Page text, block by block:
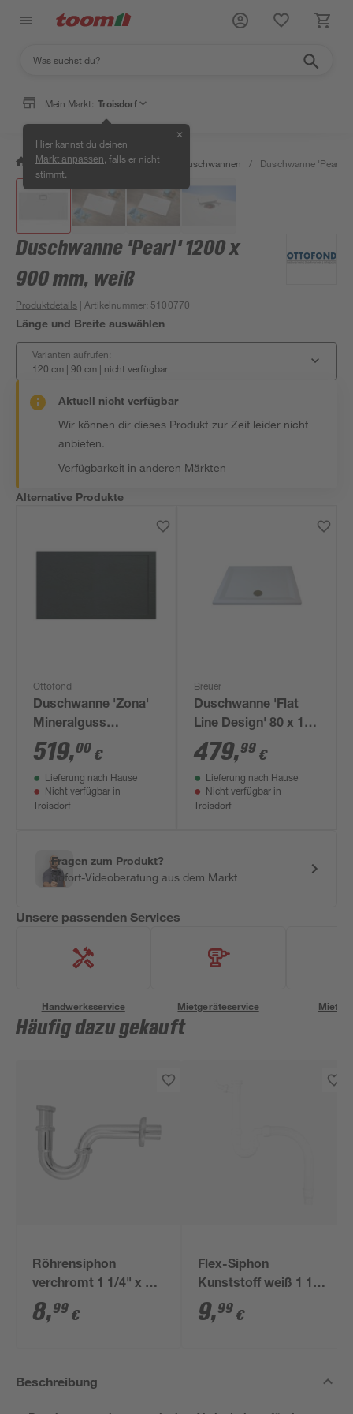
Mein Markt: Troisdorf
Hier kannst du deinen
Markt anpassen , falls er nicht
stimmt.
✕
/ Bad & Sanitär / Duschen Duschwannen / Duschwanne 'Pearl'
Duschwanne 'Pearl' 1200 x
900 mm, weiß
Produktdetails | Artikelnummer: 5100770
Länge und Breite auswählen
Varianten aufrufen:
120 cm | 90 cm | nicht verfügbar
Aktuell nicht verfügbar
Wir können dir dieses Produkt zur Zeit leider nicht
anbieten.
Verfügbarkeit in anderen Märkten
Alternative Produkte
Ottofond
Duschwanne 'Zona'
Mineralguss
anthrazit 1200 x 800
/ 30 mm
519,00 €
Lieferung nach Hause
Nicht verfügbar in
Troisdorf
Breuer
Duschwanne 'Flat
Line Design' 80 x 120
cm weiß
479,99 €
Lieferung nach Hause
Nicht verfügbar in
Troisdorf
Fragen zum Produkt?
Sofort-Videoberatung aus dem Markt
Unsere passenden Services
Handwerksservice Mietgeräteservice
Häufig dazu gekauft
Röhrensiphon
verchromt 1 1/4" x 32
mm
8,99 €
Flex-Siphon
Kunststoff weiß 1 1/2'
x 40/50 mm
9,99 €
Beschreibung